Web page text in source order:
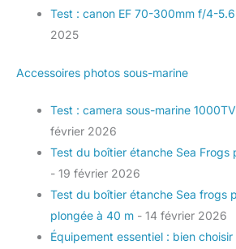
Test : canon EF 70-300mm f/4-5.6
2025
Accessoires photos sous-marine
Test : camera sous-marine
février 2026
Test du boîtier étanche Sea Frogs
- 19 février 2026
Test du boîtier étanche Sea frogs
plongée à 40 m - 14 février 2026
Équipement essentiel : bien